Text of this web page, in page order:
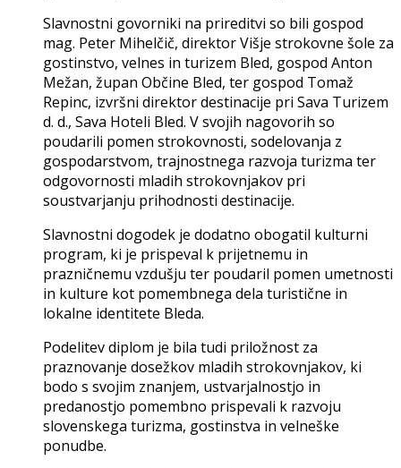
Slavnostni govorniki na prireditvi so bili gospod
mag. Peter Mihelčič, direktor Višje strokovne šole za
gostinstvo, velnes in turizem Bled, gospod Anton
Mežan, župan Občine Bled, ter gospod Tomaž
Repinc, izvršni direktor destinacije pri Sava Turizem
d. d., Sava Hoteli Bled. V svojih nagovorih so
poudarili pomen strokovnosti, sodelovanja z
gospodarstvom, trajnostnega razvoja turizma ter
odgovornosti mladih strokovnjakov pri
soustvarjanju prihodnosti destinacije.
Slavnostni dogodek je dodatno obogatil kulturni
program, ki je prispeval k prijetnemu in
prazničnemu vzdušju ter poudaril pomen umetnosti
in kulture kot pomembnega dela turistične in
lokalne identitete Bleda.
Podelitev diplom je bila tudi priložnost za
praznovanje dosežkov mladih strokovnjakov, ki
bodo s svojim znanjem, ustvarjalnostjo in
predanostjo pomembno prispevali k razvoju
slovenskega turizma, gostinstva in velneške
ponudbe.